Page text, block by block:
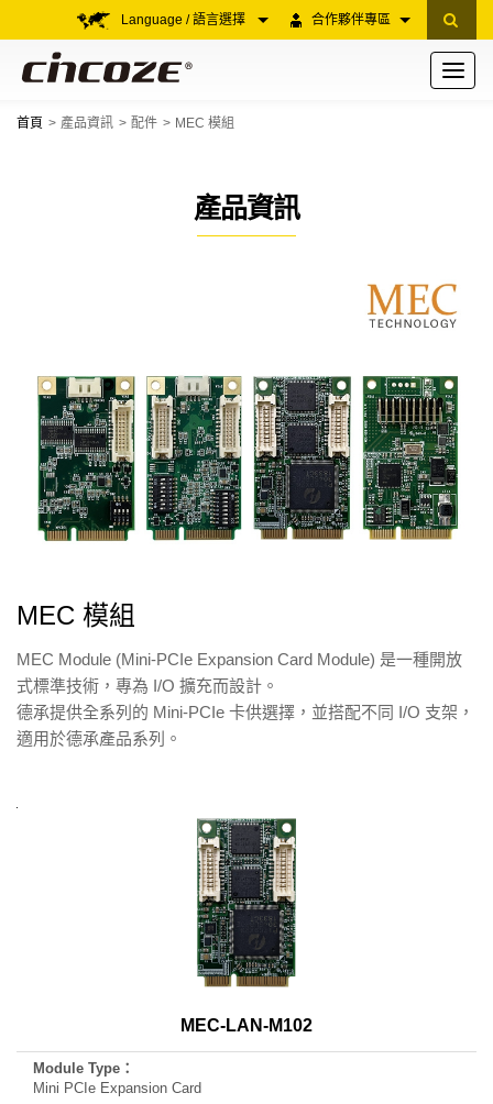
合作夥伴專區
Language / 語言選擇
Toggle
首頁 產品資訊 配件 MEC 模組
產品資訊
MEC 模組
MEC Module (Mini-PCIe Expansion Card Module) 是一種開放
式標準技術，專為 I/O 擴充而設計。
德承提供全系列的 Mini-PCIe 卡供選擇，並搭配不同 I/O 支架，
適用於德承產品系列。
MEC-LAN-M102
Mini PCIe Expansion Card